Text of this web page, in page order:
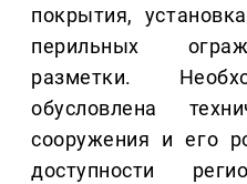
покрытия,
перильных
разметки.
обусловлена
сооружения и его
доступности